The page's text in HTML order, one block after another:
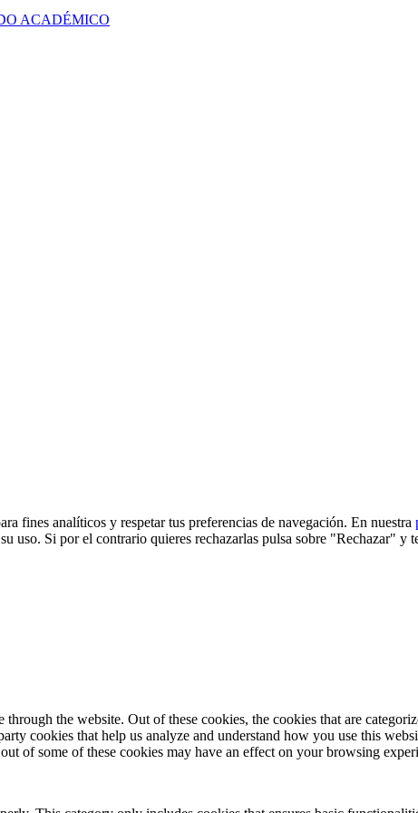
ACADÉMICO
fines analíticos y respetar tus preferencias de navegación. En nuestra
uso. Si por el contrario quieres rechazarlas pulsa sobre "Rechazar" y
the website. Out of these cookies, the cookies that are
cookies that help us analyze and understand how you use this
of some of these cookies may have an effect on your browsing